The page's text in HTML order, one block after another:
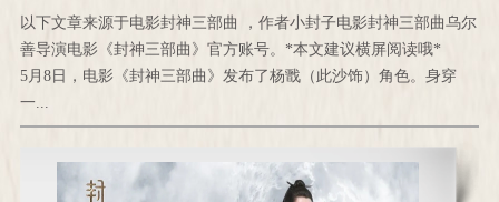
以下文章来源于电影封神三部曲 ，作者小封子电影封神三部曲乌尔
善导演电影《封神三部曲》官方账号。*本文建议横屏阅读哦*
5月8日，电影《封神三部曲》发布了杨戬（此沙饰）角色。身穿
一...